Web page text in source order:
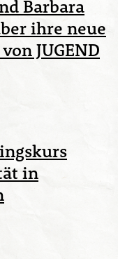
Barbara
ihre neue
JUGEND
in